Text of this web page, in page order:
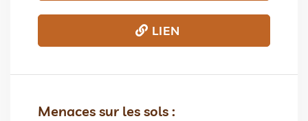
LIEN
Menaces sur les sols :